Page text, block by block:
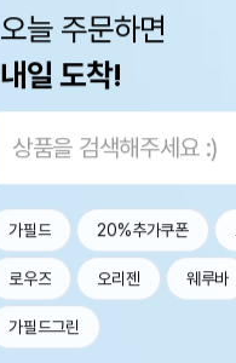
오늘 주문하면
내일 도착!
가필드 20%추가쿠폰
로우즈 오리젠 웨루바
가필드그린